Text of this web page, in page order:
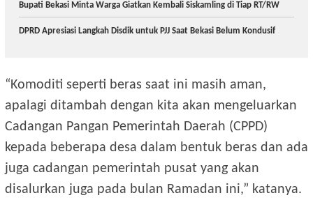
Bupati Bekasi Minta Warga Giatkan Kembali Siskamling di Tiap RT/RW
DPRD Apresiasi Langkah Disdik untuk PJJ Saat Bekasi Belum Kondusif
“Komoditi seperti beras saat ini masih aman,
apalagi ditambah dengan kita akan mengeluarkan
Cadangan Pangan Pemerintah Daerah (CPPD)
kepada beberapa desa dalam bentuk beras dan ada
juga cadangan pemerintah pusat yang akan
disalurkan juga pada bulan Ramadan ini,” katanya.